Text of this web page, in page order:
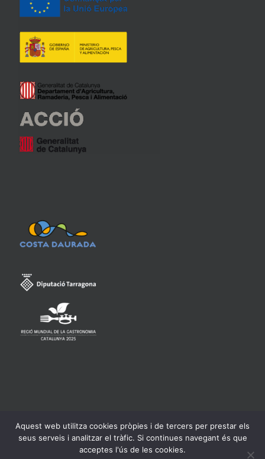
Consell Regulador de la Denominació d'Origen Qualificada
Priorat -Avís legal
Aquest web utilitza cookies pròpies i de tercers per prestar els
seus serveis i analitzar el tràfic. Si continues navegant és que
acceptes l'ús de les cookies.